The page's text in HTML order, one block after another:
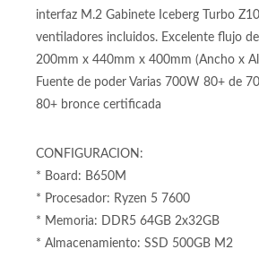
SSD 500GB M2 Unidad de
interfaz M.2 Gabinete Iceberg Turbo Z10
ventiladores incluidos. Excelente flujo
200mm x 440mm x 400mm (Ancho x
Fuente de poder Varias 700W 80+ de
CONFIGURACION:
* Board: B650M
* Procesador: Ryzen 5 7600
* Memoria: DDR5 64GB 2x32GB